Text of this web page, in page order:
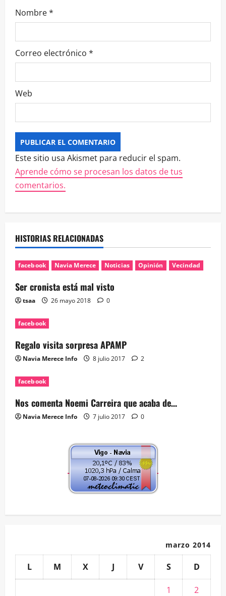
Nombre*
Correo electrónico *
Web
Este sitio usa Akismet para reducir el spam.
Aprende cómo se procesan los datos de tus
comentarios.
HISTORIAS RELACIONADAS
facebook Navia Merece Noticias Opinión Vecindad
Ser cronista está mal visto
tsaa 26 mayo 2018 0
facebook
Regalo visita sorpresa APAMP
Navia Merece Info 8 julio 2017 2
facebook
Nos comenta Noemi Carreira que acaba de…
Navia Merece Info 7 julio 2017 0
marzo 2014
L M X J V S D
1
2